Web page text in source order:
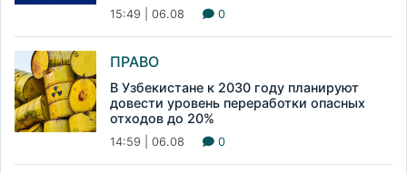
15:49 | 06.08 0
ПРАВО
В Узбекистане к 2030 году планируют
довести уровень переработки опасных
отходов до 20%
14:59 | 06.08 0